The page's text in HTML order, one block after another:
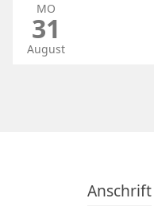
MO
31
August
Anschrift